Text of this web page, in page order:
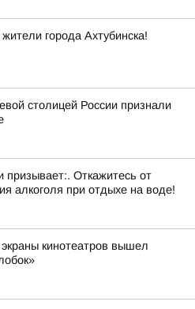
города Ахтубинска!
столицей России признали
Откажитесь от
алкоголя при отдыхе на воде!
кинотеатров вышел